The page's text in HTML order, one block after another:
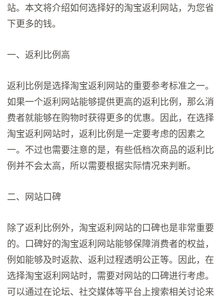
站。本文将介绍如何选择好的淘宝返利网站，为您省
下更多的钱。
一、返利比例高
返利比例是选择淘宝返利网站的重要参考标准之一。
如果一个返利网站能够提供更高的返利比例，那么消
费者就能够在购物时获得更多的优惠。因此，在选择
淘宝返利网站时，返利比例是一定要考虑的因素之
一。不过也需要注意的是，有些低档次商品的返利比
例并不会太高，所以需要根据实际情况来判断。
二、网站口碑
除了返利比例外，淘宝返利网站的口碑也是非常重要
的。口碑好的淘宝返利网站能够保障消费者的权益，
例如能够及时返款、返利过程透明公正等。因此，在
选择淘宝返利网站时，需要对网站的口碑进行考虑。
可以通过在论坛、社交媒体等平台上搜索相关讨论来